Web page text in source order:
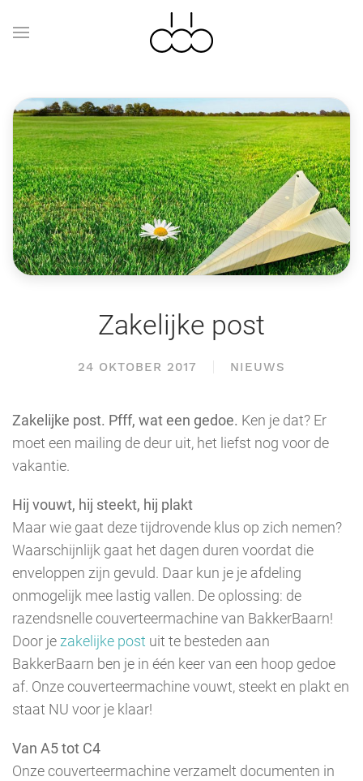
Zakelijke post
24 OKTOBER 2017 NIEUWS
Zakelijke post. Pfff, wat een gedoe. Ken je dat? Er
moet een mailing de deur uit, het liefst nog voor de
vakantie.
Hij vouwt, hij steekt, hij plakt
Maar wie gaat deze tijdrovende klus op zich nemen?
Waarschijnlijk gaat het dagen duren voordat die
enveloppen zijn gevuld. Daar kun je je afdeling
onmogelijk mee lastig vallen. De oplossing: de
razendsnelle couverteermachine van BakkerBaarn!
Door jezakelijke post uit te besteden aan
BakkerBaarn ben je in één keer van een hoop gedoe
af. Onze couverteermachine vouwt, steekt en plakt en
staat NU voor je klaar!
Van A5 tot C4
Onze couverteermachine verzamelt documenten in